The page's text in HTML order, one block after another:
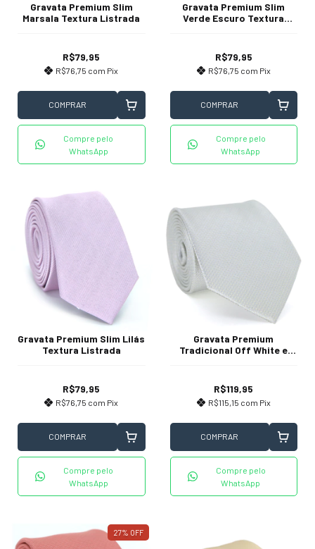
Gravata Premium Slim
Marsala Textura Listrada
R$79,95
R$76,75 com Pix
COMPRAR
Compre pelo
WhatsApp
Gravata Premium Slim
Verde Escuro Textura
R$79,95
R$76,75 com Pix
COMPRAR
Compre pelo
WhatsApp
Gravata Premium Slim Lilás
Textura Listrada
R$79,95
R$76,75 com Pix
COMPRAR
Compre pelo
WhatsApp
Gravata Premium
Tradicional Off White e
R$119,95
R$115,15 com Pix
COMPRAR
Compre pelo
WhatsApp
27% OFF